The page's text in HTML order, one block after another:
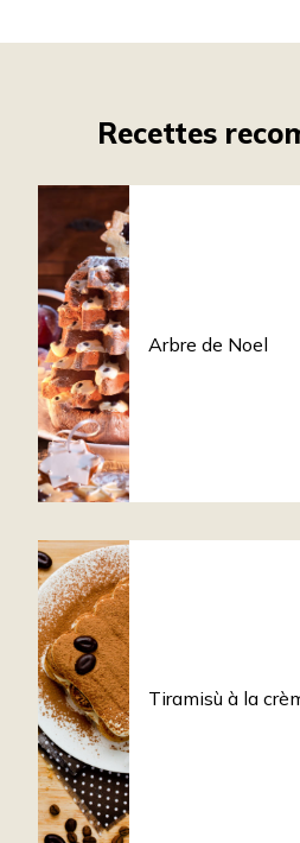
Recettes
Arbre de Noel
Tiramisù à la